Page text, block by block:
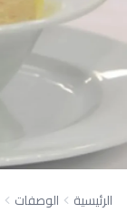
الرئيسية الوصفات